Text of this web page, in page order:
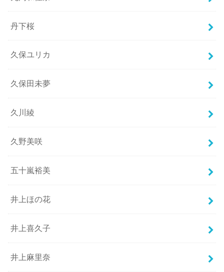
丹下桜
久保ユリカ
久保田未夢
久川綾
久野美咲
五十嵐裕美
井上ほの花
井上喜久子
井上麻里奈